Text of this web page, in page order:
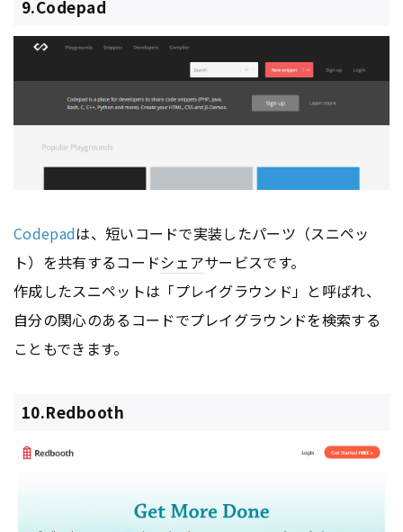
9.Codepad
Codepadは、短いコードで実装したパーツ（スニペッ
ト）を共有するコードシェアサービスです。
作成したスニペットは「プレイグラウンド」と呼ばれ、
自分の関心のあるコードでプレイグラウンドを検索する
こともできます。
10.Redbooth